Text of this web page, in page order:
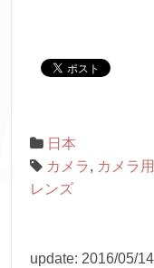
日本
カメラ, カメラ
レンズ
update: 2016/05/14